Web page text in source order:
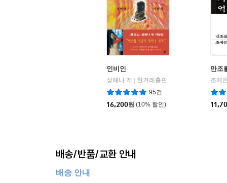
인비인
성해나 저 | 한겨레출판
95건
16,200원 (10% 할인)
만조
조예
배송/반품/교환 안내
배송 안내